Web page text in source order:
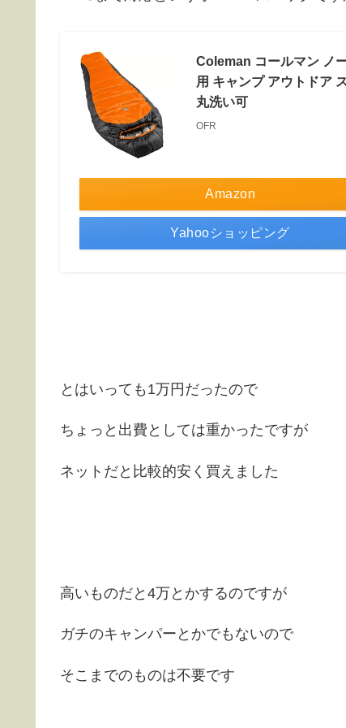
Coleman コールマン ノ
用 キャンプ アウトドア
丸洗い可
OFR
Amazon
Yahooショッピング
とはいっても1万円だったので
ちょっと出費としては重かったですが
ネットだと比較的安く買えました
高いものだと4万とかするのですが
ガチのキャンパーとかでもないので
そこまでのものは不要です